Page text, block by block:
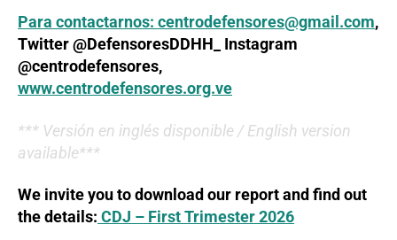
Para contactarnos: centrodefensores@gmail.com,
Twitter @DefensoresDDHH_ Instagram
@centrodefensores,
www.centrodefensores.org.ve
*** Versión en inglés disponible / English version
available***
We invite you to download our report and find out
the details: CDJ – First Trimester 2026